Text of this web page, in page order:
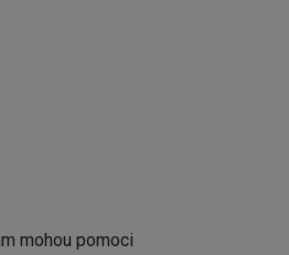
mohou pomoci